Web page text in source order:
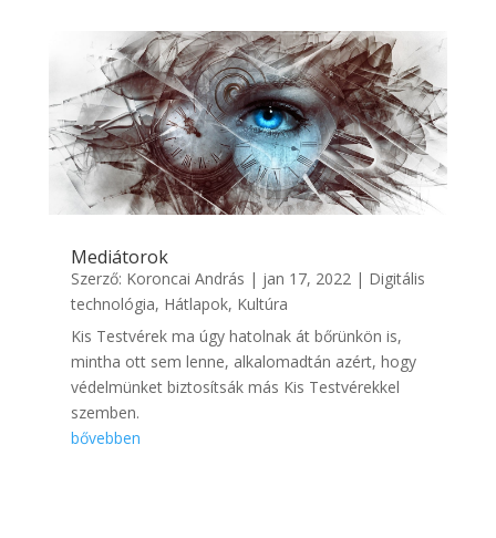
Mediátorok
Szerző: Koroncai András | jan 17, 2022 | Digitális
technológia, Hátlapok, Kultúra
Kis Testvérek ma úgy hatolnak át bőrünkön is,
mintha ott sem lenne, alkalomadtán azért, hogy
védelmünket biztosítsák más Kis Testvérekkel
szemben.
bővebben